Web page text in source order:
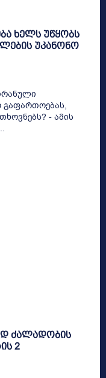
ხელს უწყობს
უკანონო
გაფართოებას,
- ამის
ძალადობის
2